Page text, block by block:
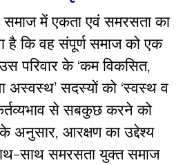
समाज में एकता एवं समरसता का
है कि वह संपूर्ण समाज को एक
परिवार के ‘कम विकसित,
अस्वस्थ’ सदस्यों को ‘स्वस्थ व
से सबकुछ करने को
आरक्षण का उद्देश्य
साथ समरसता युक्त समाज